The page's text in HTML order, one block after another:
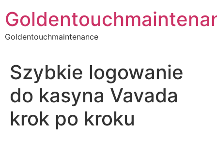
to
content
Goldentouchmaintenance
Szybkie logowanie
do kasyna Vavada
krok po kroku